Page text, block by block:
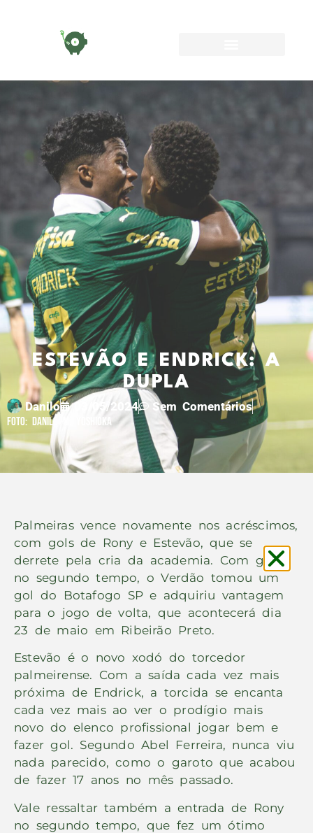
ESTEVÃO E ENDRICK: A
DUPLA
Danilo 03/05/2024
Sem Comentários
Foto: Danilo M. Yoshioka
Palmeiras vence novamente nos acréscimos,
com gols de Rony e Estevão, que se
derrete pela cria da academia. Com gols
no segundo tempo, o Verdão tomou um
gol do Botafogo SP e adquiriu vantagem
para o jogo de volta, que acontecerá dia
23 de maio em Ribeirão Preto.
Estevão é o novo xodó do torcedor
palmeirense. Com a saída cada vez mais
próxima de Endrick, a torcida se encanta
cada vez mais ao ver o prodígio mais
novo do elenco profissional jogar bem e
fazer gol. Segundo Abel Ferreira, nunca viu
nada parecido, como o garoto que acabou
de fazer 17 anos no mês passado.
Vale ressaltar também a entrada de Rony
no segundo tempo, que fez um ótimo